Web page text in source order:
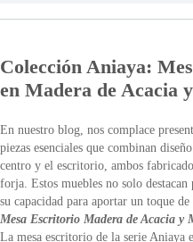
Colección Aniaya:
en Madera de Acacia
En nuestro blog, nos complace
piezas esenciales que combinan
centro y el escritorio, ambos
forja. Estos muebles no solo
su capacidad para aportar un toque
Mesa Escritorio Madera de Acacia y
La mesa escritorio de la serie Aniaya